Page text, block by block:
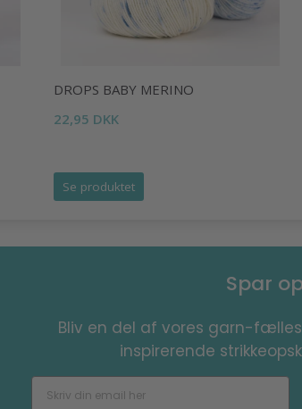
DROPS BABY MERINO
22,95 DKK
Se produktet
Spar
Bliv en del af vores garn-
inspirerende